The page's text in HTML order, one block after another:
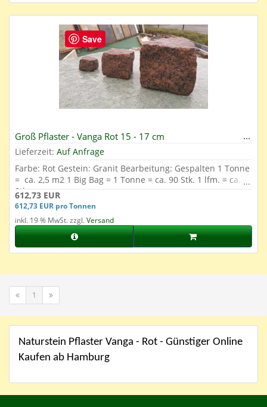
Groß Pflaster - Vanga Rot 15 - 17 cm
Lieferzeit: Auf Anfrage
Farbe: Rot Gestein: Granit Bearbeitung: Gespalten 1 Tonne
= ca. 2,5 m2 1 Big Bag = 1 Tonne = ca. 90 Stk. 1 lfm. = ca. 6
Stk.
612,73 EUR
612,73 EUR pro Tonnen
inkl. 19 % MwSt. zzgl.Versand
1
Naturstein Pflaster Vanga - Rot - Günstiger Online
Kaufen ab Hamburg
Save